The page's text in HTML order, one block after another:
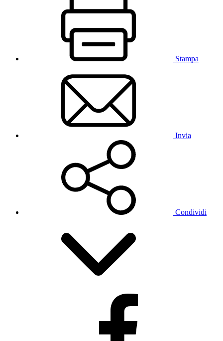
Stampa
Invia
Condividi